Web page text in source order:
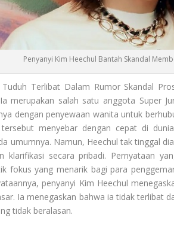
Penyanyi Kim Heechul Bantah Skandal
Terlibat Dalam Rumor Skandal
merupakan salah satu anggota Super
dengan penyewaan wanita untuk
menyebar dengan cepat di
umumnya. Namun, Heechul tak tinggal
klarifikasi secara pribadi. Pernyataan
fokus yang menarik bagi para
penyanyi Kim Heechul
Ia menegaskan bahwa ia tidak terlibat
tidak beralasan.